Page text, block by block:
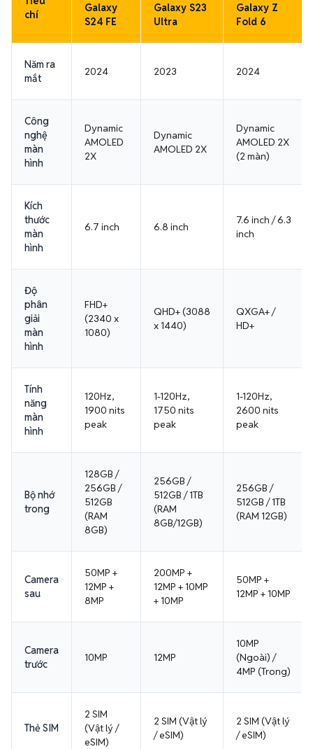
chí
Galaxy
S24 FE
Galaxy S23
Ultra
Galaxy Z
Fold 6
Năm ra
mắt
2024 2023 2024
Công
nghệ
màn
hình
Dynamic
AMOLED
2X
Dynamic
AMOLED 2X
Dynamic
AMOLED 2X
(2 màn)
Kích
thước
màn
hình
6.7 inch 6.8 inch
7.6 inch / 6.3
inch
Độ
phân
giải
màn
hình
FHD+
(2340 x
1080)
QHD+ (3088
x 1440)
QXGA+ /
HD+
Tính
năng
màn
hình
120Hz,
1900 nits
peak
1-120Hz,
1750 nits
peak
1-120Hz,
2600 nits
peak
Bộ nhớ
trong
128GB /
256GB /
512GB
(RAM
8GB)
256GB /
512GB / 1TB
(RAM
8GB/12GB)
256GB /
512GB / 1TB
(RAM 12GB)
Camera
sau
50MP +
12MP +
8MP
200MP +
12MP + 10MP
+ 10MP
50MP +
12MP + 10MP
Camera
trước
10MP 12MP
10MP
(Ngoài) /
4MP (Trong)
Thẻ SIM
2 SIM
(Vật lý /
eSIM)
2 SIM (Vật lý
/ eSIM)
2 SIM (Vật lý
/ eSIM)